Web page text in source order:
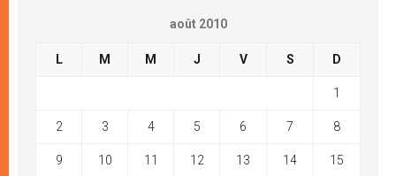
août 2010
L M M J V S D
1
2 3 4 5 6 7 8
9 10 11 12 13 14 15